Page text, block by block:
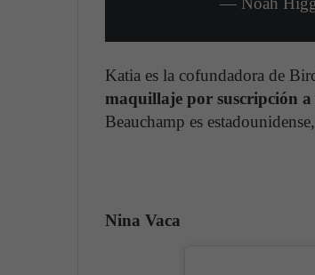
Katia es la cofundadora de
maquillaje por suscripción a
Beauchamp es
Nina Vaca